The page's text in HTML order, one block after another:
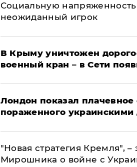
Социальную
неожиданный игрок
В Крыму уничтожен
военный кран – в Сети
Лондон показал
пораженного
"Новая стратегия Кремля",
Мирошника о войне с